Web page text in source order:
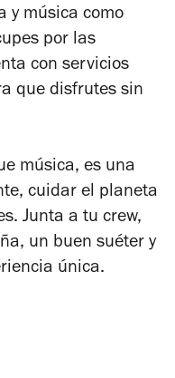
y música como
por las
con servicios
que disfrutes sin
música, es una
cuidar el planeta
Junta a tu crew,
un buen suéter y
única.